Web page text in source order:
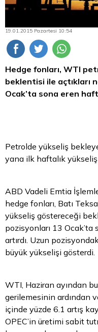
19.01.2015 Pazartesi 10:54
Hedge fonları, WTI
beklentisi ile açtıkları
Ocak’ta sona eren
Petrolde yükseliş
yana ilk haftalık
ABD Vadeli Emtia
hedge fonları, Batı
yükseliş göstereceği
pozisyonları 13
artırdı. Uzun
büyük yükselişi gösterdi.
WTI, Haziran ayından
gerilemesinin ardından
içinde yüzde 6.1 artış
OPEC’in üretimi sabit